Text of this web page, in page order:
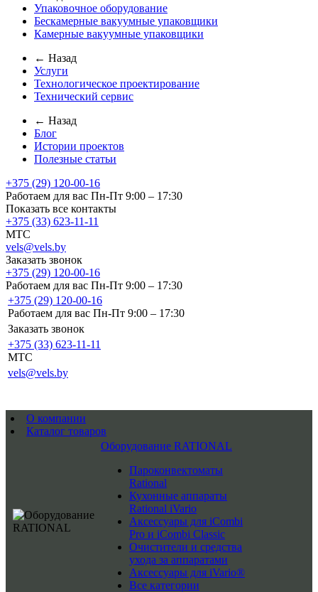
Упаковочное оборудование
Бескамерные вакуумные упаковщики
Камерные вакуумные упаковщики
← Назад
Услуги
Технологическое проектирование
Технический сервис
← Назад
Блог
Истории проектов
Полезные статьи
+375 (29) 120-00-16
Работаем для вас Пн-Пт 9:00 – 17:30
Показать все контакты
+375 (33) 623-11-11
MTC
vels@vels.by
Заказать звонок
+375 (29) 120-00-16
Работаем для вас Пн-Пт 9:00 – 17:30
+375 (29) 120-00-16
Работаем для вас Пн-Пт 9:00 – 17:30
Заказать звонок
+375 (33) 623-11-11
MTC
vels@vels.by
О компании
Каталог товаров
Оборудование RATIONAL
Пароконвектоматы
Rational
Кухонные аппараты
Rational iVario
Аксессуары для iCombi
Pro и iCombi Classic
Очистители и средства
ухода за аппаратами
Аксессуары для iVario®
Все категории